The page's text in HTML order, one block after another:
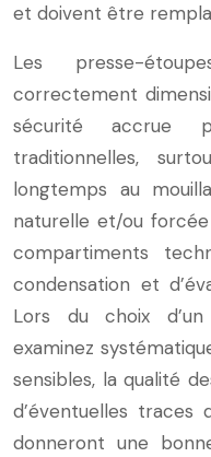
et doivent être
Les presse-
correctement
sécurité accrue
traditionnelles,
longtemps au
naturelle et/ou
compartiments
condensation et
Lors du choix
examinez
sensibles, la qualité
d’éventuelles traces
donneront une